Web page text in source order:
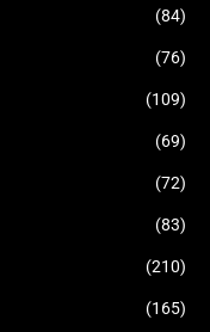
(84)
(76)
(109)
(69)
(72)
(83)
(210)
(165)